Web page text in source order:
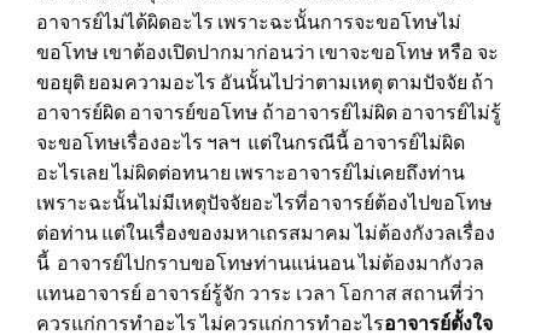
อาจารย์ไม่ได้ผิดอะไร เพราะฉะนั้นการจะขอโทษไม่
ขอโทษ เขาต้องเปิดปากมาก่อนว่า เขาจะขอโทษ หรือ จะ
ขอยุติ ยอมความอะไร อันนั้นไปว่าตามเหตุ ตามปัจจัย ถ้า
อาจารย์ผิด อาจารย์ขอโทษ ถ้าอาจารย์ไม่ผิด อาจารย์ไม่รู้
จะขอโทษเรื่องอะไร ฯลฯ แต่ในกรณีนี้ อาจารย์ไม่ผิด
อะไรเลย ไม่ผิดต่อทนาย เพราะอาจารย์ไม่เคยถึงท่าน
เพราะฉะนั้นไม่มีเหตุปัจจัยอะไรที่อาจารย์ต้องไปขอโทษ
ต่อท่าน แต่ในเรื่องของมหาเถรสมาคม ไม่ต้องกังวลเรื่อง
นี้ อาจารย์ไปกราบขอโทษท่านแน่นอน ไม่ต้องมากังวล
แทนอาจารย์ อาจารย์รู้จัก วาระ เวลา โอกาส สถานที่ว่า
ควรแก่การทำอะไร ไม่ควรแก่การทำอะไรอาจารย์ตั้งใจ